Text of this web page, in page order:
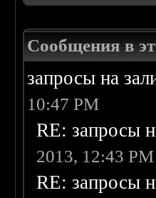
Сообщения в
запросы на
10:47 PM
RE: запросы
2013, 12:43 PM
RE: запросы